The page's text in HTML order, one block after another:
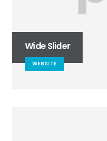
Wide Slider
WEBSITE